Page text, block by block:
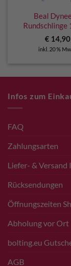
Beal
Rundschlinge
€ 14,90
inkl. 20 %
Infos zum
FAQ
Zahlungsarten
Liefer- & Versand
Rücksendungen
Öffnungszeiten
Abholung vor Ort
bolting.eu
AGB